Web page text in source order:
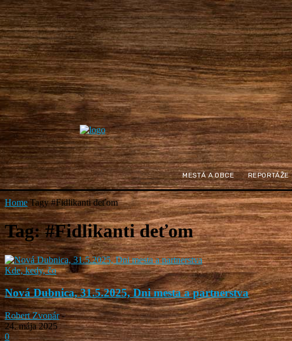
MESTÁ A OBCE REPORTÁŽE
Home Tagy #Fidlikanti deťom
Tag: #Fidlikanti deťom
Kde, kedy, čo
Nová Dubnica, 31.5.2025, Dni mesta a partnerstva
Robert Zvonár -
24. mája 2025
0